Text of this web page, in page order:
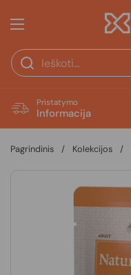
Atidaryti meniu
Pristatymo
Informacija
Pagrindinis / Kolekcijos /